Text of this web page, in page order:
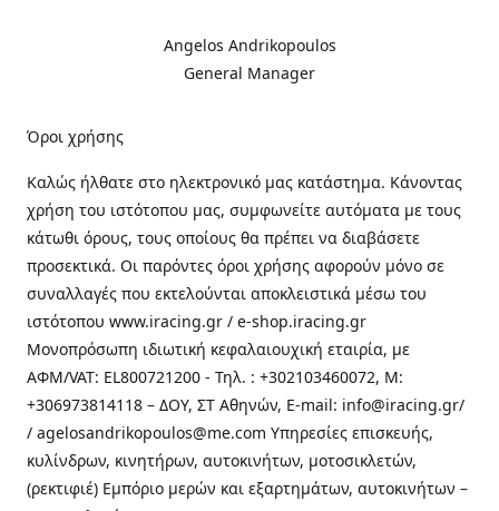
Angelos Andrikopoulos
General Manager
Όροι χρήσης
Καλώς ήλθατε στo ηλεκτρονικό μας κατάστημα. Κάνοντας
χρήση του ιστότοπου μας, συμφωνείτε αυτόματα με τους
κάτωθι όρους, τους οποίους θα πρέπει να διαβάσετε
προσεκτικά. Οι παρόντες όροι χρήσης αφορούν μόνο σε
συναλλαγές που εκτελούνται αποκλειστικά μέσω του
ιστότοπου www.iracing.gr / e-shop.iracing.gr
Μονοπρόσωπη ιδιωτική κεφαλαιουχική εταιρία, με
ΑΦΜ/VAT: EL800721200 - Τηλ. : +302103460072, M:
+306973814118 – ΔΟΥ, ΣΤ Αθηνών, E-mail: info@iracing.gr/
/ agelosandrikopoulos@me.com Υπηρεσίες επισκευής,
κυλίνδρων, κινητήρων, αυτοκινήτων, μοτοσικλετών,
(ρεκτιφιέ) Εμπόριο μερών και εξαρτημάτων, αυτοκινήτων –